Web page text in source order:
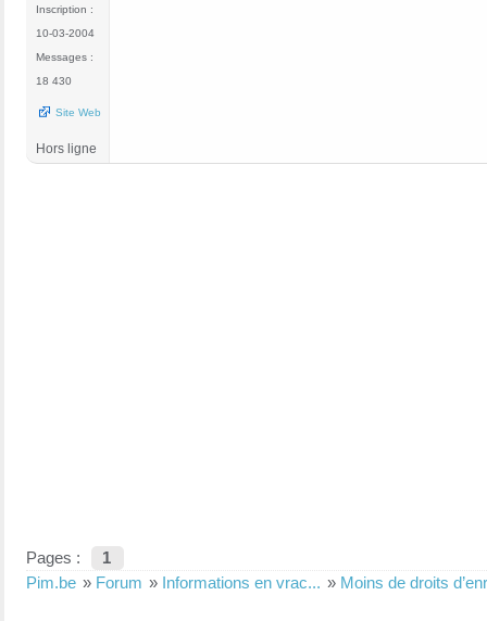
Inscription :
10-03-2004
Messages :
18 430
Site Web
Hors ligne
Pages :
1
Pim.be » Forum » Informations en vrac... » Moins de droits